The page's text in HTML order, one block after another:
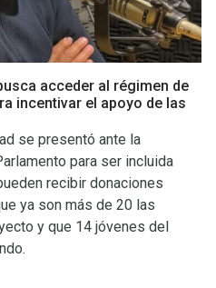
acceder al régimen de
incentivar el apoyo de las
se presentó ante la
para ser incluida
recibir donaciones
ya son más de 20 las
y que 14 jóvenes del